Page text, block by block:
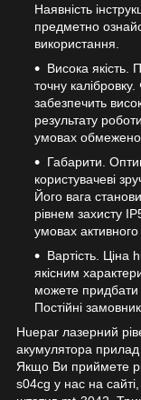
Наявність
предметно
використання.
Висока якість.
точну
забезпечить
результату
умовах
Габарити.
користувачеві
Його вага
рівнем захисту
умовах активного
Вартість. Ціна
якісним
можете придбати
Постійні
Huepar лазерний
акумулятора
Якщо Ви приймете
s04cg у нас на